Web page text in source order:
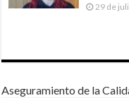
29 de
Aseguramiento de la